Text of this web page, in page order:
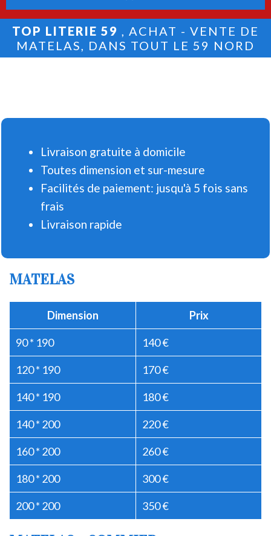
TOP LITERIE 59 , ACHAT - VENTE DE
MATELAS, DANS TOUT LE 59 NORD
Livraison gratuite à domicile
Toutes dimension et sur-mesure
Facilités de paiement: jusqu'à 5 fois sans
frais
Livraison rapide
MATELAS
Dimension Prix
90 * 190 140 €
120 * 190 170 €
140 * 190 180 €
140 * 200 220 €
160 * 200 260 €
180 * 200 300 €
200 * 200 350 €